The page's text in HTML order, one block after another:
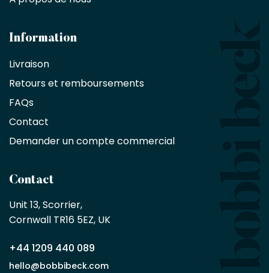
architectes
d'une
exclusive
de
%
sur
sans
minimum
en
partenaire
commercial
Information
Livraison
Retours et remboursements
FAQs
Contact
Demander un compte commercial
Contact
Unit 13, Scorrier,
Cornwall TR16 5EZ, UK
+44 1209 440 089
hello@bobbibeck.com